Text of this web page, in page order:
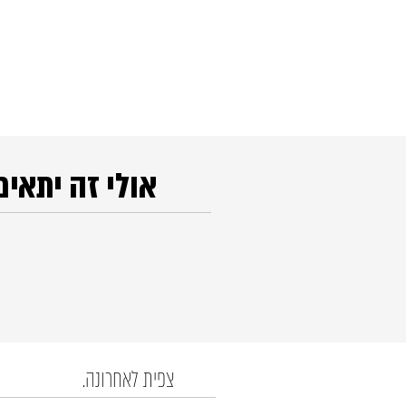
אולי זה
צפית לאחרונה.